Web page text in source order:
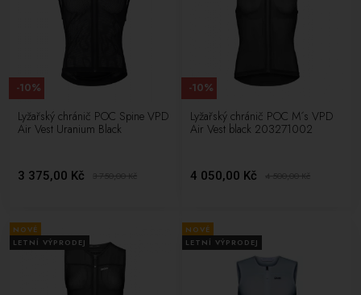
Lyžařský chránič POC Spine VPD
Air Vest Uranium Black
3 375,00 Kč 3 750,00Kč
-10%
Lyžařský chránič POC M´s VPD
Air Vest black 203271002
4 050,00 Kč 4 500,00Kč
-10%
NOVÉ
LETNÍ VÝPRODEJ
NOVÉ
LETNÍ VÝPRODEJ